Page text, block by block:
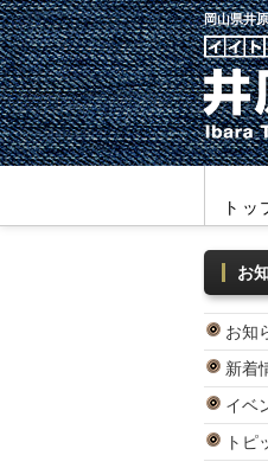
岡山県井
トッ
お知
新着
イベ
トピ